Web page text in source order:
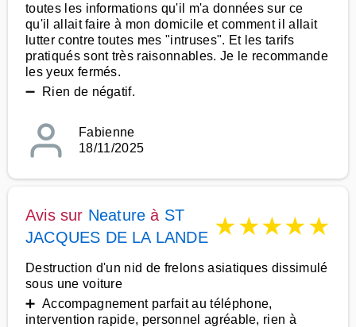
toutes les informations qu'il m'a données sur ce
qu'il allait faire à mon domicile et comment il allait
lutter contre toutes mes "intruses". Et les tarifs
pratiqués sont très raisonnables. Je le recommande
les yeux fermés.
➖ Rien de négatif.
Fabienne
18/11/2025
Avis sur Neature à ST
JACQUES DE LA LANDE ★★★★★
Destruction d'un nid de frelons asiatiques dissimulé
sous une voiture
➕ Accompagnement parfait au téléphone,
intervention rapide, personnel agréable, rien à